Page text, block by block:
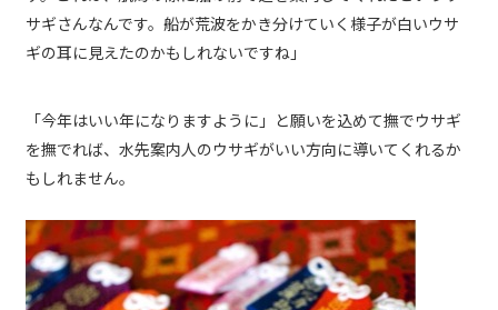
サギさんなんです。船が荒波をかき分けていく様子が白いウサ
ギの耳に見えたのかもしれないですね」
「今年はいい年になりますように」と願いを込めて撫でウサギ
を撫でれば、水先案内人のウサギがいい方向に導いてくれるか
もしれません。